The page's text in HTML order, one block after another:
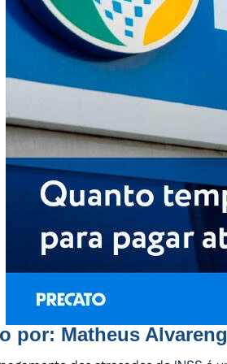
por: Matheus